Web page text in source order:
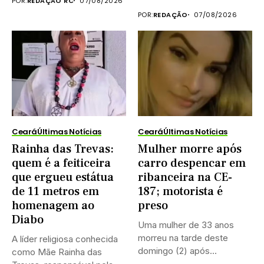
POR:REDAÇÃO 07/08/2026
CearáÚltimas Notícias
Rainha das Trevas:
quem é a feiticeira
que ergueu estátua
de 11 metros em
homenagem ao
Diabo
A líder religiosa conhecida
como Mãe Rainha das
CearáÚltimas Notícias
Mulher morre após
carro despencar em
ribanceira na CE-
187; motorista é
preso
Uma mulher de 33 anos
morreu na tarde deste
domingo (2) após...